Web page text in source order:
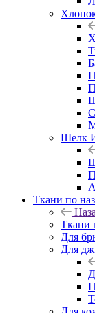
Шелк
Ткани по
Ткани
Для
Для